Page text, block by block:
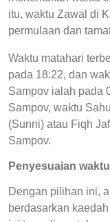
itu, waktu Zawal di
permulaan dan
Waktu matahari
pada 18:22, dan
Sampov ialah pada
Sampov, waktu
(Sunni) atau Fiqh
Sampov.
Penyesuaian
Dengan pilihan ini,
berdasarkan